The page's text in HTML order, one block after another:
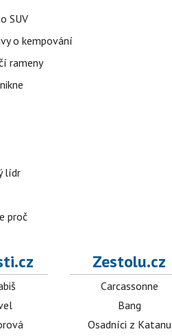
SUV
o kempování
rameny
lídr
proč
Zestolu.cz
Carcassonne
Bang
Osadníci z Katanu